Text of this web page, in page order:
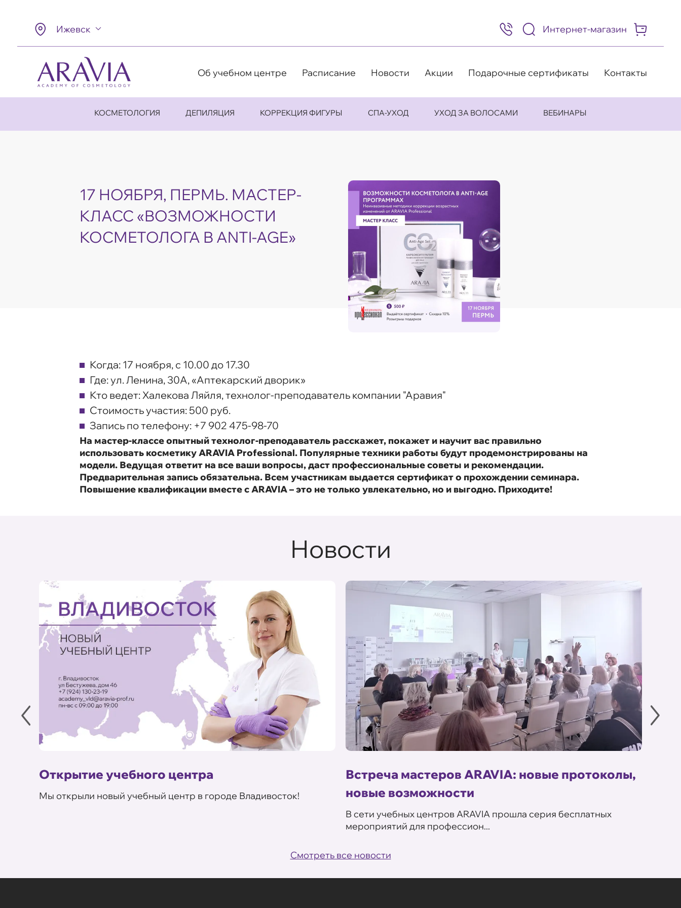
Ижевск
8
(495)
505-
98
Интернет-магазин
Об учебном центре Расписание Новости Акции Подарочные сертификаты Контакты
КОСМЕТОЛОГИЯ ДЕПИЛЯЦИЯ КОРРЕКЦИЯ ФИГУРЫ СПА-УХОД УХОД ЗА ВОЛОСАМИ ВЕБИНАРЫ
17 НОЯБРЯ, ПЕРМЬ. МАСТЕР-
КЛАСС «ВОЗМОЖНОСТИ
КОСМЕТОЛОГА В ANTI-AGE»
Когда: 17 ноября, с 10.00 до 17.30
Где: ул. Ленина, 30А, «Аптекарский дворик»
Кто ведет: Халекова Ляйля, технолог-преподаватель компании "Аравия"
Стоимость участия: 500 руб.
Запись по телефону: +7 902 475-98-70
На мастер-классе опытный технолог-преподаватель расскажет, покажет и научит вас правильно
использовать косметику ARAVIA Professional. Популярные техники работы будут продемонстрированы на
модели. Ведущая ответит на все ваши вопросы, даст профессиональные советы и рекомендации.
Предварительная запись обязательна. Всем участникам выдается сертификат о прохождении семинара.
Повышение квалификации вместе с ARAVIA – это не только увлекательно, но и выгодно. Приходите!
Новости
Открытие учебного центра
Мы открыли новый учебный центр в городе Владивосток!
Встреча мастеров ARAVIA: новые протоколы,
новые возможности
В сети учебных центров ARAVIA прошла серия бесплатных
мероприятий для профессион...
Смотреть все новости